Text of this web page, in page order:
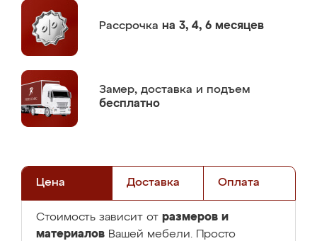
Рассрочка на 3, 4, 6 месяцев
Замер, доставка и подъем
бесплатно
Цена Доставка Оплата
Стоимость зависит от размеров и
материалов Вашей мебели. Просто